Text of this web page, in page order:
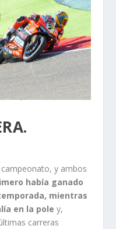
y ambos
había ganado
mientras
en la pole y,
carreras